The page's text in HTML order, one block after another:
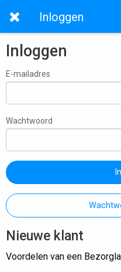
Inloggen
Inloggen
E-mailadres
Wachtwoord
Nieuwe klant
Voordelen van een